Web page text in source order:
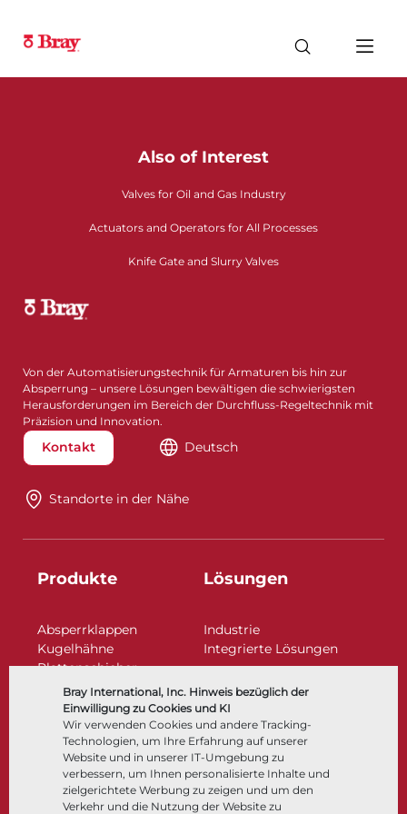
Bray International, Inc. Hinweis bezüglich der
Einwilligung zu Cookies und KI
Wir verwenden Cookies und andere Tracking-
Technologien, um Ihre Erfahrung auf unserer
Website und in unserer IT-Umgebung zu
verbessern, um Ihnen personalisierte Inhalte und
zielgerichtete Werbung zu zeigen und um den
Verkehr und die Nutzung der Website zu
Also of Interest
Valves for Oil and Gas Industry
Actuators and Operators for All Processes
Knife Gate and Slurry Valves
Von der Automatisierungstechnik für Armaturen bis hin zur
Absperrung – unsere Lösungen bewältigen die schwierigsten
Herausforderungen im Bereich der Durchfluss-Regeltechnik mit
Präzision und Innovation.
Kontakt Deutsch
Standorte in der Nähe​​​​​​​
Produkte
Absperrklappen
Kugelhähne
Plattenschieber
Regelarmaturen
Rückschlagklappen
Antriebe | Betätigungen
Steuer- und Regeltechnik
Tieftemperatur​​​​​​​
Lösungen
Industrie
Integrierte Lösungen
Unternehmen Dokumentation